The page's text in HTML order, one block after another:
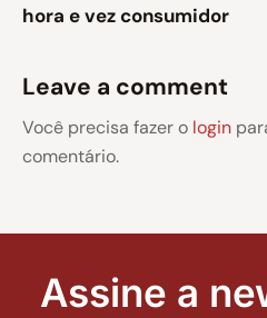
hora e vez consumidor
Leave a comment
Você precisa fazer o login
comentário.
Assine a